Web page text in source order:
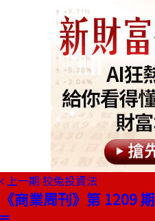
上一期 狡兔投資法
《商業周刊》第 1209 期